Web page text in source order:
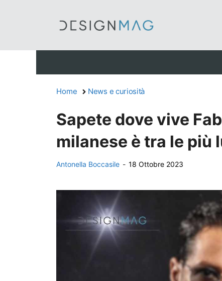
Home News e curiosità
Sapete dove vive
milanese è tra le più
Antonella Boccasile - 18 Ottobre 2023